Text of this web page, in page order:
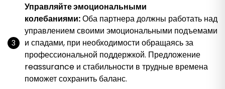
Управляйте эмоциональными
колебаниями:Оба партнера должны работать над
управлением своими эмоциональными подъемами
и спадами, при необходимости обращаясь за
профессиональной поддержкой. Предложение
reassurance и стабильности в трудные времена
поможет сохранить баланс.